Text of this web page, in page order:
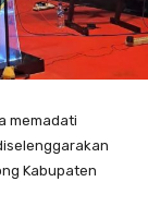
memadati
Kabupaten